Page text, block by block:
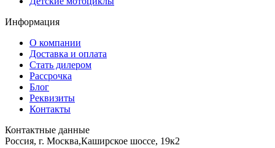
Информация
О компании
Доставка и оплата
Стать дилером
Рассрочка
Блог
Реквизиты
Контакты
Контактные данные
Россия, г. Москва,Каширское шоссе, 19к2